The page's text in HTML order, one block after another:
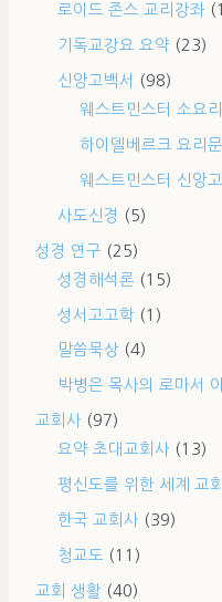
로이드 존스 교리강좌
기독교강요 요약 (23)
신앙고백서
(98)
웨스트민스터 소요
하이델베르크 요리
웨스트민스터 신앙
사도신경 (5)
성경 연구 (25)
성경해석론 (15)
성서고고학 (1)
말씀묵상 (4)
박병은 목사의 로마서
교회사 (97)
요약 초대교회사 (13)
평신도를 위한 세계 교
한국 교회사 (39)
청교도 (11)
교회 생활 (40)